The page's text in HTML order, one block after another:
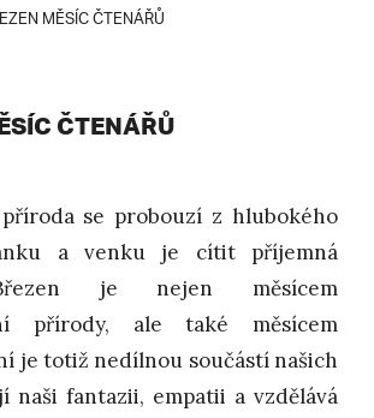
MĚSÍC ČTENÁŘŮ
ČTENÁŘŮ
se probouzí z hlubokého
a venku je cítit příjemná
je nejen měsícem
přírody, ale také měsícem
je totiž nedílnou součástí našich
naši fantazii, empatii a vzdělává